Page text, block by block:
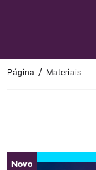
Página Materiais
Novo